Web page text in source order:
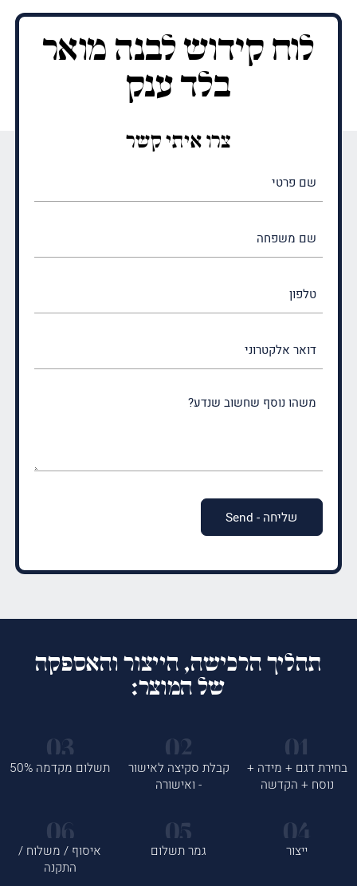
לוח קידוש לבנה מואר
בלד ענק
צרו איתי קשר
(חובה)
(חובה)
תהליך הרכישה, הייצור והאספקה
של המוצר:
בחירת דגם + מידה +
נוסח + הקדשה
קבלת סקיצה לאישור
- ואישורה
תשלום מקדמה 50%
ייצור גמר תשלום
איסוף / משלוח /
התקנה